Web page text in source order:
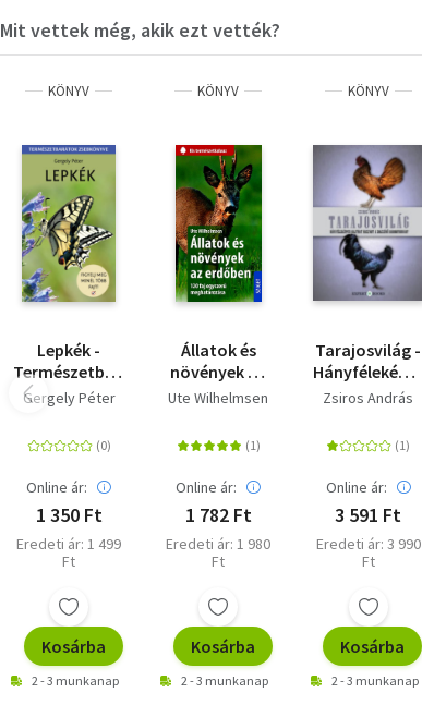
Mit vettek még, akik ezt vették?
KÖNYV
Lepkék -
Természetbarátok
zsebkönyve
Gergely Péter
Online ár:
1 350 Ft
Eredeti ár: 1 499
Ft
Kosárba
2 - 3 munkanap
KÖNYV
Állatok és
növények az
erdőben - 120
meghatározása
Ute Wilhelmsen
Online ár:
1 782 Ft
Eredeti ár: 1 980
Ft
Kosárba
2 - 3 munkanap
KÖNYV
Tarajosvilág -
hajthat
sokszínű
baromfiudvar?
Zsiros András
Online ár:
3 591 Ft
Eredeti ár: 3 990
Ft
Kosárba
2 - 3 munkanap